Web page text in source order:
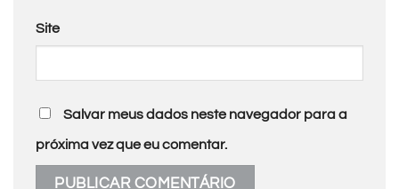
Site
Salvar meus dados neste navegador para a
próxima vez que eu comentar.